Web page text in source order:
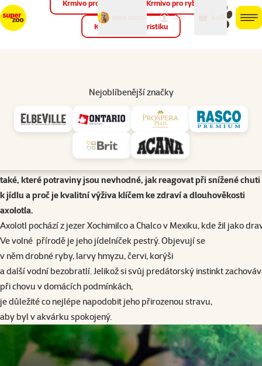
můj
účet
Krmivo pro ptáky Krmivo pro ryby
Krmivo pro teraristiku
Nejoblíbenější značky
Krmení axolotla mexického
predátorským chováním, které je potřeba respektovat i v domácím
chovu. Článek přináší přehled vhodných typů potravy – od živé
přes mraženou až po granulovanou, doporučené dávkování podle
také, které potraviny jsou nevhodné, jak reagovat při snížené chuti
k jídlu a proč je kvalitní výživa klíčem ke zdraví a dlouhověkosti
axolotla.
Axolotl pochází z jezer Xochimilco a Chalco v Mexiku, kde žil jako
Ve volné přírodě je jeho jídelníček pestrý. Objevují se
v něm drobné ryby, larvy hmyzu, červi, korýši
a další vodní bezobratlí. Jelikož si svůj predátorský instinkt
při chovu v domácích podmínkách,
je důležité co nejlépe napodobit jeho přirozenou stravu,
aby byl v akvárku spokojený.